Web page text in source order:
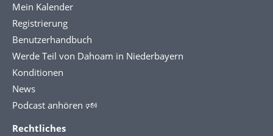
Mein Kalender
Registrierung
Benutzerhandbuch
Werde Teil von Dahoam in Niederbayern
Konditionen
News
Podcast anhören 🕬
Rechtliches